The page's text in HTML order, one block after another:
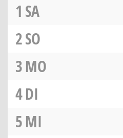
1 SA
2SO
3MO
4DI
5MI